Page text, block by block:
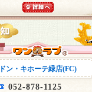
ドン・キホーテ緑店(FC)
052-878-1125